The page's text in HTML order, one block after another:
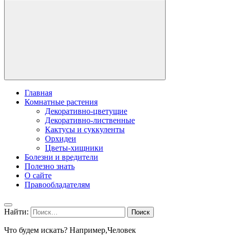
Главная
Комнатные растения
Декоративно-цветущие
Декоративно-лиственные
Кактусы и суккуленты
Орхидеи
Цветы-хищники
Болезни и вредители
Полезно знать
О сайте
Правообладателям
Найти:
Что будем искать? Например,Человек